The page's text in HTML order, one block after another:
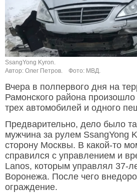
SsangYong Kyron.
Автор: Олег Петров.
Фото: МВД.
Вчера в полпервого дня на
Рамонского района
трех автомобилей и одного
Предварительно, дело было
мужчина за рулем SsangYong
сторону Москвы. В какой-то
справился с управлением и
Lanos, которым управлял 37-
Воронежа. После чего
ограждение.